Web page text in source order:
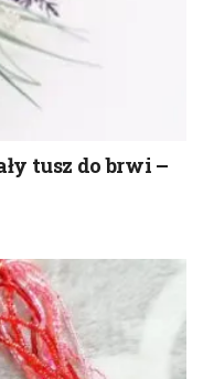
tusz do brwi –